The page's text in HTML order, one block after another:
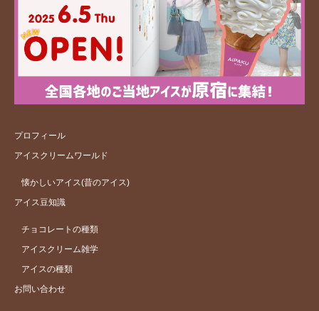
プロフィール
アイスクリームワールド
懐かしいアイス(昔のアイス)
アイス豆知識
チョコレートの種類
アイスクリーム雑学
アイスの種類
お問い合わせ